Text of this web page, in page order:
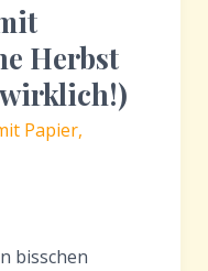
Herbst
Papier,
bisschen